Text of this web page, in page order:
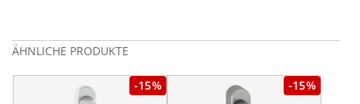
ÄHNLICHE PRODUKTE
-15% -15%